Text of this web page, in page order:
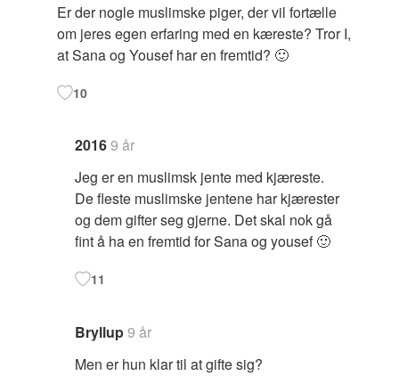
Er der nogle muslimske piger, der vil fortælle
om jeres egen erfaring med en kæreste? Tror I,
at Sana og Yousef har en fremtid? 🙂
10
20169 år
Jeg er en muslimsk jente med kjæreste.
De fleste muslimske jentene har kjærester
og dem gifter seg gjerne. Det skal nok gå
fint å ha en fremtid for Sana og yousef 🙂
11
Bryllup9 år
Men er hun klar til at gifte sig?